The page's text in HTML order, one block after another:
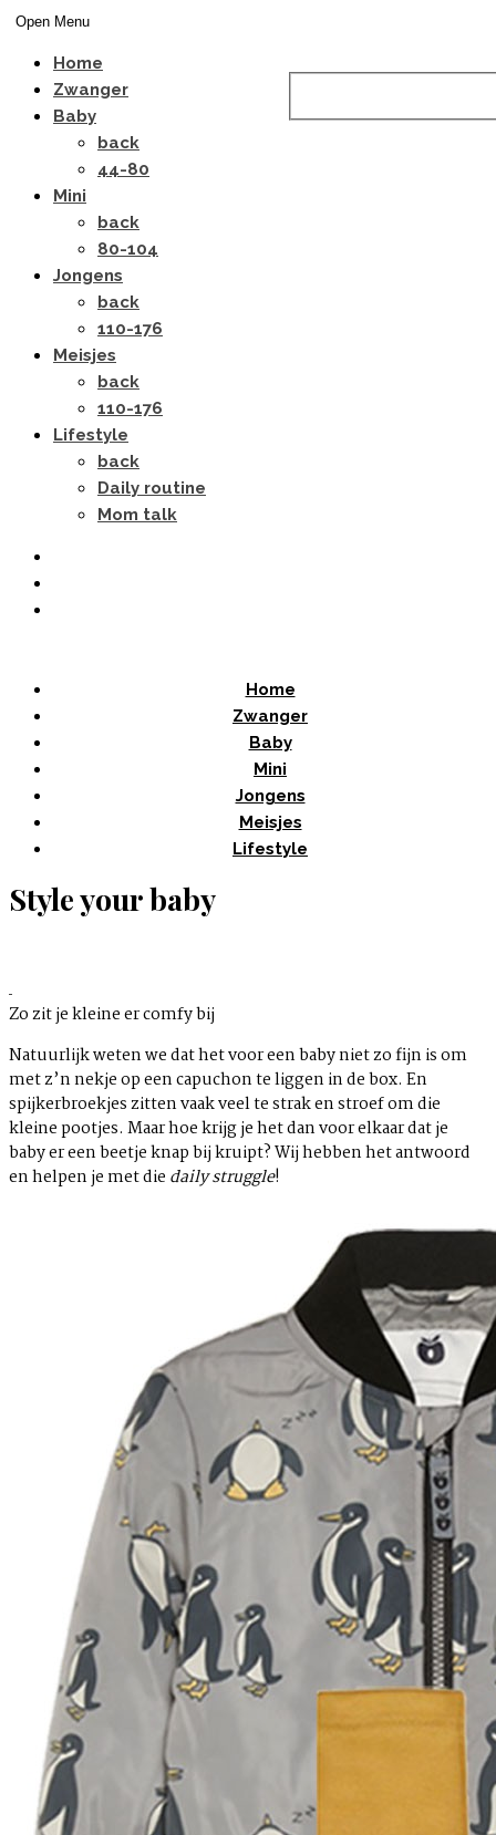
Open Menu
Home
Zwanger
Baby
back
44-80
Mini
back
80-104
Jongens
back
110-176
Meisjes
back
110-176
Lifestyle
back
Daily routine
Mom talk
Home
Zwanger
Baby
Mini
Jongens
Meisjes
Lifestyle
Style your baby
Zo zit je kleine er comfy bij
Natuurlijk weten we dat het voor een baby niet zo fijn is om
met z’n nekje op een capuchon te liggen in de box. En
spijkerbroekjes zitten vaak veel te strak en stroef om die
kleine pootjes. Maar hoe krijg je het dan voor elkaar dat je
baby er een beetje knap bij kruipt? Wij hebben het antwoord
en helpen je met die daily struggle!